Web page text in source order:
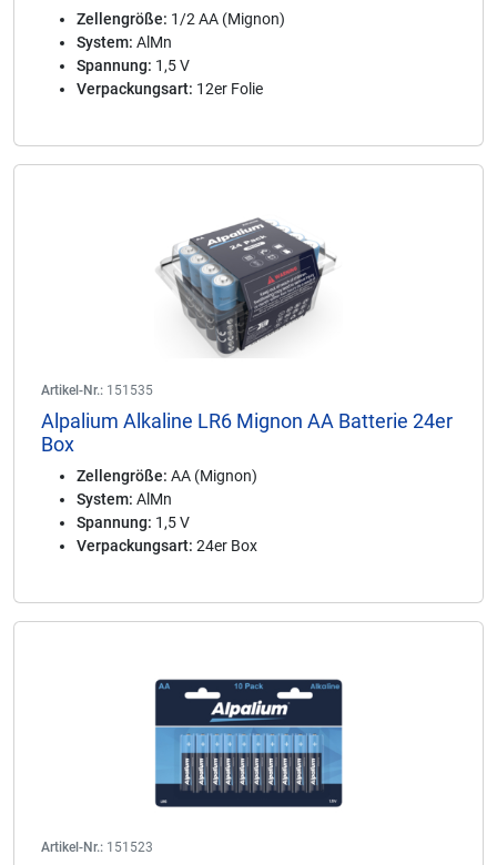
Zellengröße: 1/2 AA (Mignon)
System: AlMn
Spannung: 1,5 V
Verpackungsart: 12er Folie
Artikel-Nr.: 151535
Alpalium Alkaline LR6 Mignon AA Batterie 24er
Box
Zellengröße: AA (Mignon)
System: AlMn
Spannung: 1,5 V
Verpackungsart: 24er Box
Artikel-Nr.: 151523